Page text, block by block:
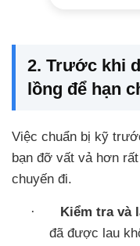
2. Trước khi
lồng để hạn
Việc chuẩn bị kỹ
bạn đỡ vất vả hơn
chuyến đi.
· Kiểm tra và
đã được lau